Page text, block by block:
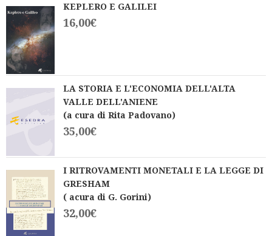
KEPLERO E GALILEI
16,00€
LA STORIA E L'ECONOMIA DELL'ALTA
VALLE DELL'ANIENE
(a cura di Rita Padovano)
35,00€
I RITROVAMENTI MONETALI E LA LEGGE DI
GRESHAM
( acura di G. Gorini)
32,00€